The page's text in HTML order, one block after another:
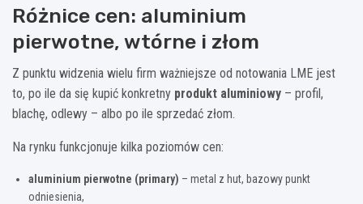
Różnice cen: aluminium
pierwotne, wtórne i złom
Z punktu widzenia wielu firm ważniejsze od notowania LME jest
to, po ile da się kupić konkretny produkt aluminiowy – profil,
blachę, odlewy – albo po ile sprzedać złom.
Na rynku funkcjonuje kilka poziomów cen:
aluminium pierwotne (primary) – metal z hut, bazowy punkt
odniesienia,